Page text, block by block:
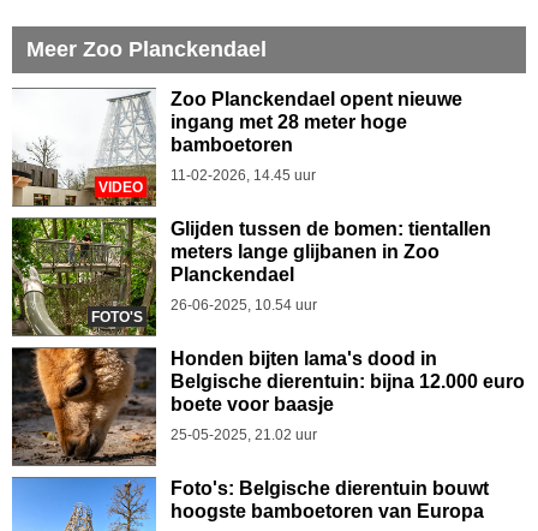
Meer Zoo Planckendael
VIDEO
Zoo Planckendael opent nieuwe
ingang met 28 meter hoge
bamboetoren
11-02-2026, 14.45 uur
FOTO'S
Glijden tussen de bomen: tientallen
meters lange glijbanen in Zoo
Planckendael
26-06-2025, 10.54 uur
Honden bijten lama's dood in
Belgische dierentuin: bijna 12.000 euro
boete voor baasje
25-05-2025, 21.02 uur
Foto's: Belgische dierentuin bouwt
hoogste bamboetoren van Europa